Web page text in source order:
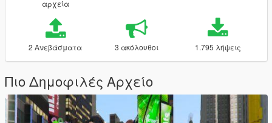
αρχεία
2 Ανεβάσματα 3 ακόλουθοι 1.795 λήψεις
Πιο Δημοφιλές Αρχείο